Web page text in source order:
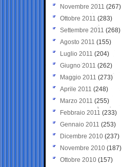
Novembre 2011 (267)
Ottobre 2011 (283)
Settembre 2011 (268)
Agosto 2011 (155)
Luglio 2011 (204)
Giugno 2011 (262)
Maggio 2011 (273)
Aprile 2011 (248)
Marzo 2011 (255)
Febbraio 2011 (233)
Gennaio 2011 (253)
Dicembre 2010 (237)
Novembre 2010 (187)
Ottobre 2010 (157)